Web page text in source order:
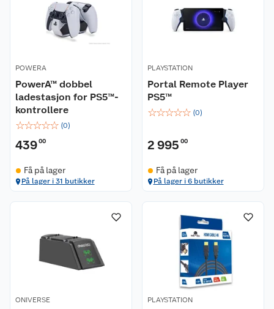
POWERA
PowerA™ dobbel
ladestasjon for PS5™-
kontrollere
☆☆☆☆☆ (0)
43900
Få på lager
På lager i 31 butikker
PLAYSTATION
Portal Remote Player
PS5™
☆☆☆☆☆ (0)
2 995 00
Få på lager
På lager i 6 butikker
ONIVERSE PLAYSTATION